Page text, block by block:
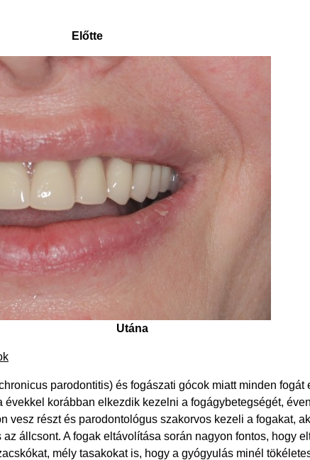
Előtte
Utána
parodontitis) és fogászati gócok miatt minden fogát
korábban elkezdik kezelni a fogágybetegségét,
vesz részt és parodontológus szakorvos kezeli a fogakat,
állcsont. A fogak eltávolítása során nagyon fontos, hogy
mély tasakokat is, hogy a gyógyulás minél